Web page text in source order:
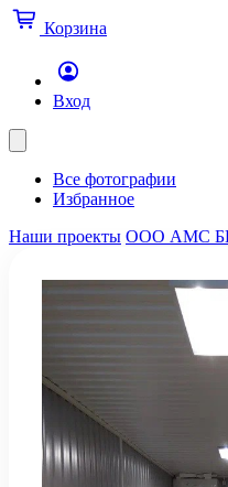
Корзина
Вход
Все фотографии
Избранное
Наши проекты ООО АМС